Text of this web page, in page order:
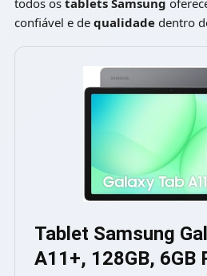
todos os tablets Samsung
confiável e de qualidadedentro
Tablet Samsung
A11+, 128GB, 6GB